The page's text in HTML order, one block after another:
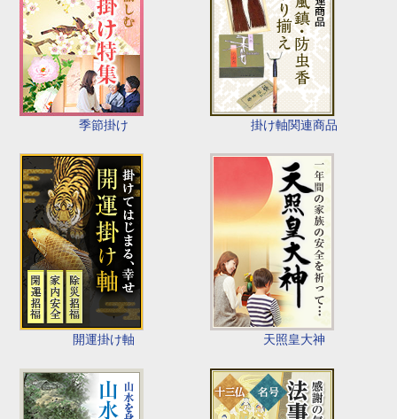
季節掛け 掛け軸関連商品
開運掛け軸 天照皇大神